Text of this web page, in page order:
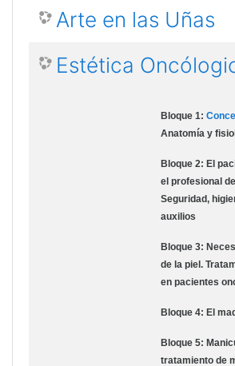
Arte en las Uñas
Estética
Bloque 1:
Anatomía y
Bloque 2: El
el profesional
Seguridad,
auxilios
Bloque 3:
de la piel.
en pacientes
Bloque 4: El
Bloque 5:
tratamiento de